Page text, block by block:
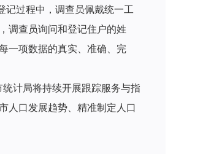
过程中，调查员佩戴统一工
调查员询问和登记住户的姓
一项数据的真实、准确、完
计局将持续开展跟踪服务与指
人口发展趋势、精准制定人口